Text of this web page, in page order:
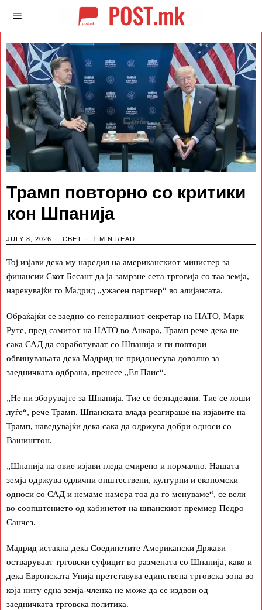
Трамп повторно со критики
кон Шпанија
JULY 8, 2026 СВЕТ 1 MIN READ
Тој изјави дека му наредил на американскиот министер за
финансии Скот Бесант да ја замрзне сета трговија со таа земја,
нарекувајќи го Мадрид „ужасен партнер“ во алијансата.
Обраќајќи се заедно со генералниот секретар на НАТО, Марк
Руте, пред самитот на НАТО во Анкара, Трамп рече дека не
сака САД да соработуваат со Шпанија и ги повтори
обвинувањата дека Мадрид не придонесува доволно за
заедничката одбрана, пренесе „Ел Паис“.
„Не ни зборувајте за Шпанија. Тие се безнадежни. Тие се лоши
луѓе“, рече Трамп. Шпанската влада реагираше на изјавите на
Трамп, наведувајќи дека сака да одржува добри односи со
Вашингтон.
„Шпанија на овие изјави гледа смирено и нормално. Нашата
земја одржува одлични општествени, културни и економски
односи со САД и немаме намера тоа да го менуваме“, се вели
во соопштението од кабинетот на шпанскиот премиер Педро
Санчез.
Мадрид истакна дека Соединетите Американски Држави
остваруваат трговски суфицит во размената со Шпанија, како и
дека Европската Унија претставува единствена трговска зона во
која ниту една земја-членка не може да се издвои од
заедничката трговска политика.